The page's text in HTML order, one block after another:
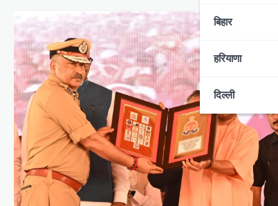
बिहार
हरियाणा
दिल्ली